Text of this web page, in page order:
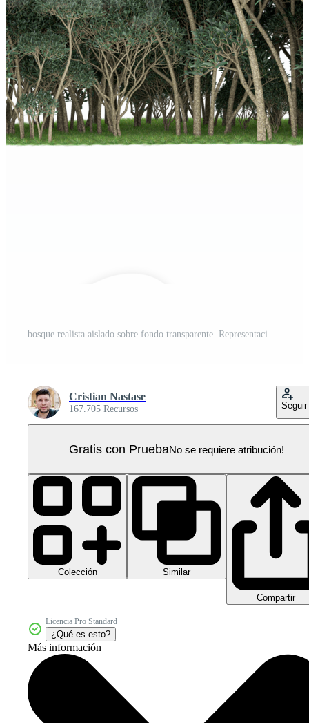
bosque realista aislado sobre fondo transparente. Representación 3d - ilustración PNG Pro
Cristian Nastase
167.705 Recursos Seguir
Gratis con PruebaNo se requiere atribución!
Colección Similar
Compartir
Licencia Pro Standard
¿Qué es esto?
Más información